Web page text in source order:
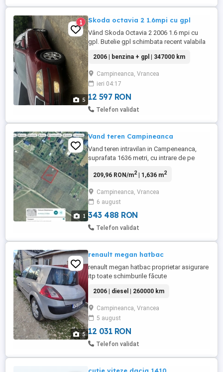
5
1 Skoda octavia 2 1.6mpi cu gpl
Vând Skoda Octavia 2 2006 1.6 mpi cu
gpl. Butelie gpl schimbata recent valabila
carte mașina merge foarte bine se
deplasează pe orice distanță dotări
dubluclimatronic pe 2 zone oglinzi
electrice reglabile geamuri electrice pilot
automat senzori parcare spate ...
2006 | benzina + gpl | 347000 km
Campineanca, Vrancea
ieri 04:17
12 597 RON
Telefon validat
1
Vand teren Campineanca
Vand teren intravilan in Campeneanca,
suprafata 1636 metri, cu intrare de pe
urbanizeaza, poza din satelit nu este
negociabil.
209,96 RON/m2| 1,636 m2
Campineanca, Vrancea
6 august
343 488 RON
Telefon validat
5
renault megan hatbac
renault megan hatbac proprietar asigurare
itp toate schimburile făcute
2006 | diesel | 260000 km
Campineanca, Vrancea
5 august
12 031 RON
Telefon validat